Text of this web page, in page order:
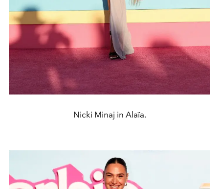
Nicki Minaj in Alaïa.